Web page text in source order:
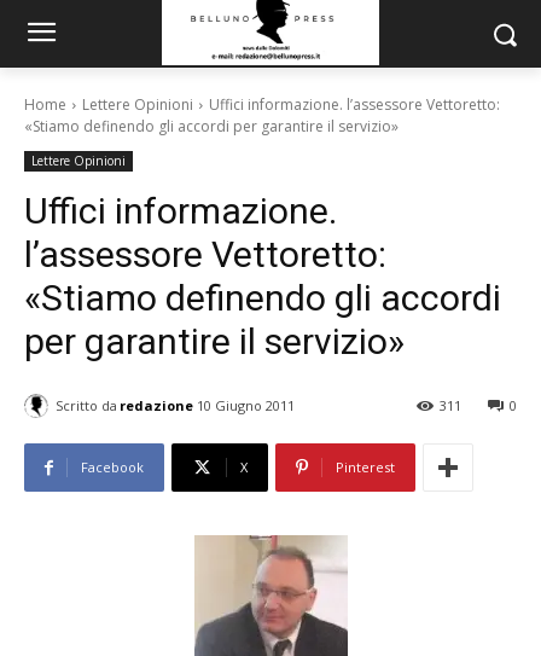
Home Lettere Opinioni
Uffici informazione. l’assessore Vettoretto:
«Stiamo definendo gli accordi per garantire il servizio»
Lettere Opinioni
Uffici informazione.
l’assessore Vettoretto:
«Stiamo definendo gli accordi
per garantire il servizio»
Scritto da redazione 10 Giugno 2011 0
311
Facebook X Pinterest